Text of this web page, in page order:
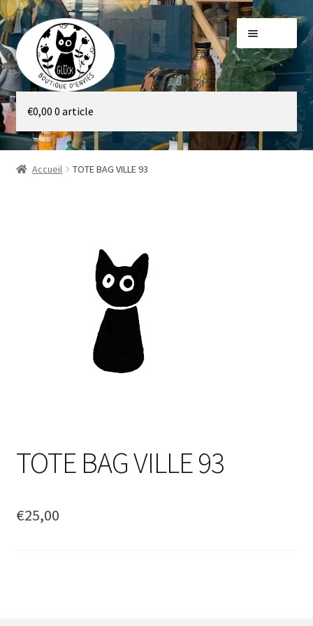
Aller
à
la
navigation
Aller
au
contenu
Galerie
Boutique
€0,00 0 article
Accueil TOTE BAG VILLE 93
TOTE BAG VILLE 93
€25,00